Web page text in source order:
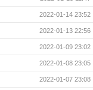
2022-01-14 23:52
2022-01-13 22:56
2022-01-09 23:02
2022-01-08 23:05
2022-01-07 23:08